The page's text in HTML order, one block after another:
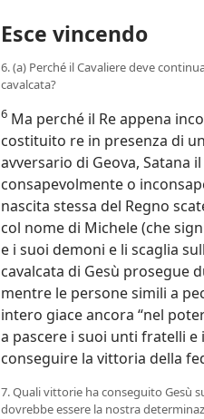
Esce vincendo
6. (a) Perché il Cavaliere deve
cavalcata?
6 Ma perché il Re appena
costituito re in presenza di
avversario di Geova, Satana
consapevolmente o
nascita stessa del Regno
col nome di Michele (che
e i suoi demoni e li scaglia
cavalcata di Gesù prosegue
mentre le persone simili a
intero giace ancora “nel
a pascere i suoi unti fratelli
conseguire la vittoria della
7. Quali vittorie ha conseguito Gesù
dovrebbe essere la nostra